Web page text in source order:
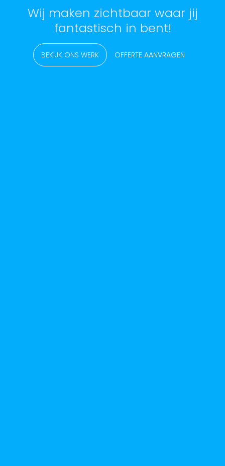
Wij maken zichtbaar waar jij
fantastisch in bent!
BEKIJK ONS WERK OFFERTE AANVRAGEN